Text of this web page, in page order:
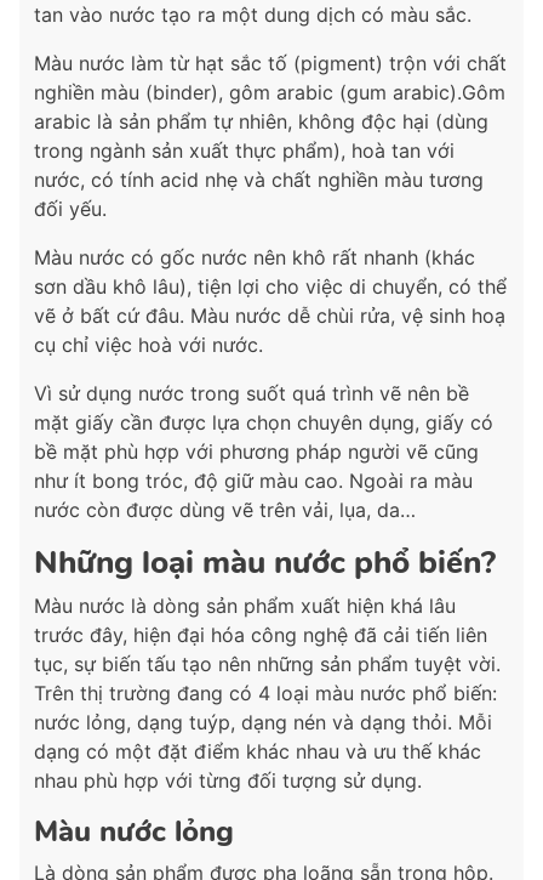
tan vào nước tạo ra một dung dịch có màu sắc.
Màu nước làm từ hạt sắc tố (pigment) trộn với chất
nghiền màu (binder), gôm arabic (gum arabic).Gôm
arabic là sản phẩm tự nhiên, không độc hại (dùng
trong ngành sản xuất thực phẩm), hoà tan với
nước, có tính acid nhẹ và chất nghiền màu tương
đối yếu.
Màu nước có gốc nước nên khô rất nhanh (khác
sơn dầu khô lâu), tiện lợi cho việc di chuyển, có thể
vẽ ở bất cứ đâu. Màu nước dễ chùi rửa, vệ sinh hoạ
cụ chỉ việc hoà với nước.
Vì sử dụng nước trong suốt quá trình vẽ nên bề
mặt giấy cần được lựa chọn chuyên dụng, giấy có
bề mặt phù hợp với phương pháp người vẽ cũng
như ít bong tróc, độ giữ màu cao. Ngoài ra màu
nước còn được dùng vẽ trên vải, lụa, da…
Những loại màu nước phổ biến?
Màu nước là dòng sản phẩm xuất hiện khá lâu
trước đây, hiện đại hóa công nghệ đã cải tiến liên
tục, sự biến tấu tạo nên những sản phẩm tuyệt vời.
Trên thị trường đang có 4 loại màu nước phổ biến:
nước lỏng, dạng tuýp, dạng nén và dạng thỏi. Mỗi
dạng có một đặt điểm khác nhau và ưu thế khác
nhau phù hợp với từng đối tượng sử dụng.
Màu nước lỏng
Là dòng sản phẩm được pha loãng sẵn trong hộp.